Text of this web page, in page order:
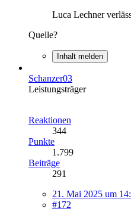
Luca Lechner
Quelle?
Inhalt melden
Schanzer03
Leistungsträger
Reaktionen
344
Punkte
1.799
Beiträge
291
21. Mai 2025 um
#172